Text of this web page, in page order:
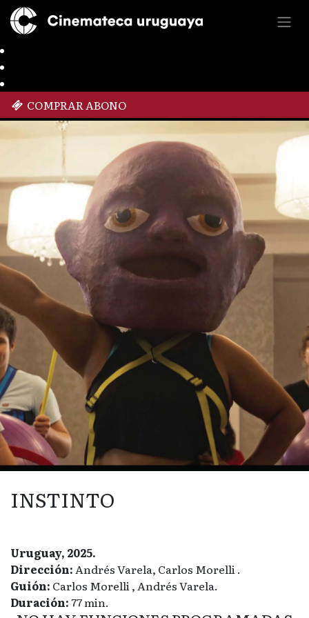
COMPRAR ABONO
INSTINTO
Uruguay, 2025.
Dirección:Andrés Varela, Carlos Morelli .
Guión: Carlos Morelli , Andrés Varela.
Duración:77 min.